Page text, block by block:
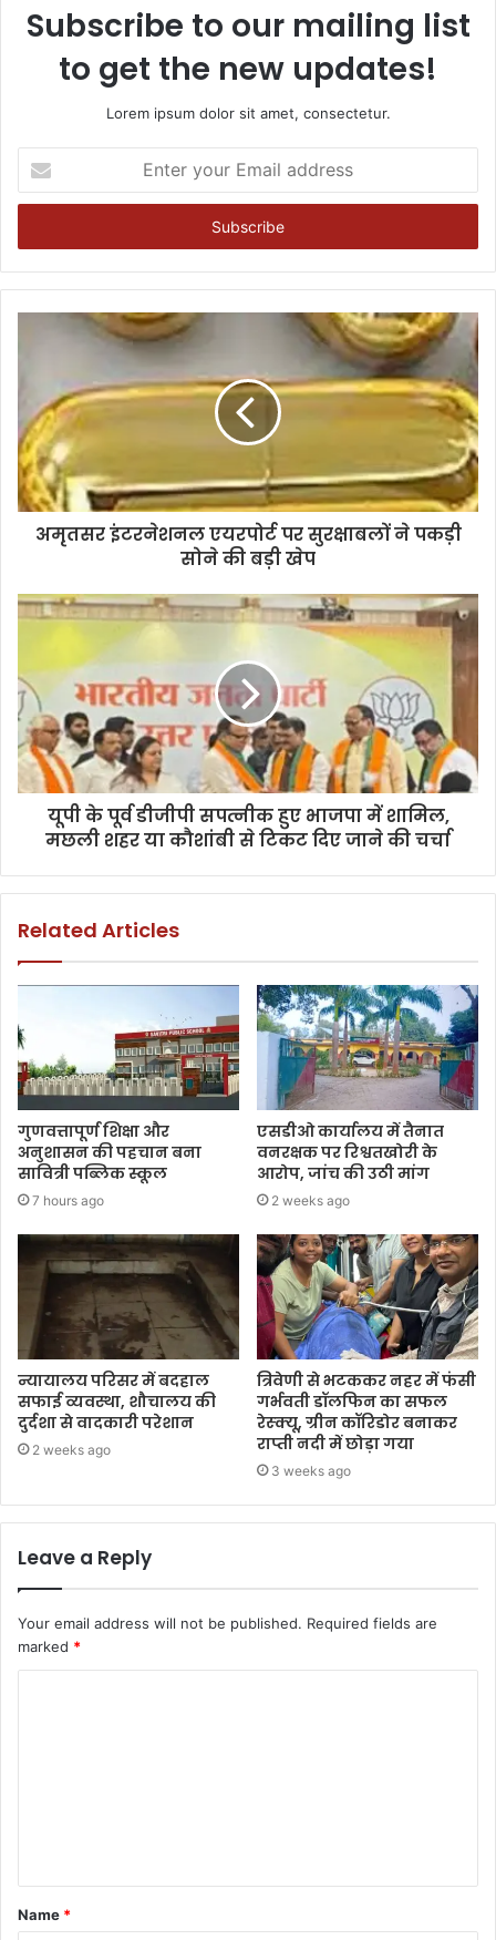
Subscribe to our mailing list
to get the new updates!
Lorem ipsum dolor sit amet, consectetur.
your
Email
अमृतसर इंटरनेशनल एयरपोर्ट पर सुरक्षाबलों ने पकड़ी
सोने की बड़ी खेप
यूपी के पूर्व डीजीपी सपत्नीक हुए भाजपा में शामिल,
मछली शहर या कौशांबी से टिकट दिए जाने की चर्चा
Related Articles
गुणवत्तापूर्ण शिक्षा और
अनुशासन की पहचान बना
सावित्री पब्लिक स्कूल
7 hours ago
एसडीओ कार्यालय में तैनात
वनरक्षक पर रिश्वतखोरी के
आरोप, जांच की उठी मांग
2 weeks ago
न्यायालय परिसर में बदहाल
सफाई व्यवस्था, शौचालय की
दुर्दशा से वादकारी परेशान
2 weeks ago
त्रिवेणी से भटककर नहर में फंसी
गर्भवती डॉलफिन का सफल
रेस्क्यू, ग्रीन कॉरिडोर बनाकर
राप्ती नदी में छोड़ा गया
3 weeks ago
Leave a Reply
Your email address will not be published. Required fields are
marked *
Name *